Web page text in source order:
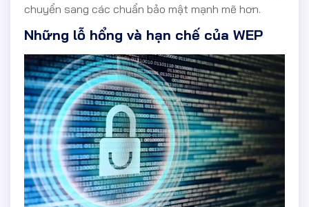
chuyển sang các chuẩn bảo mật mạnh mẽ hơn.
Những lỗ hổng và hạn chế của WEP